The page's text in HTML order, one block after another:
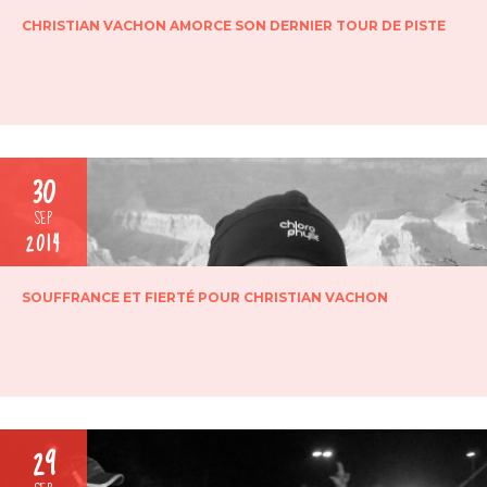
CHRISTIAN VACHON AMORCE SON DERNIER TOUR DE PISTE
30
SEP
2014
SOUFFRANCE ET FIERTÉ POUR CHRISTIAN VACHON
29